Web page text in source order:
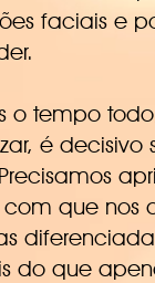
faciais e
o tempo
é
com que
do que